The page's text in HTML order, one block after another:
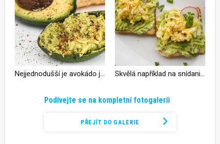
Podívejte se na kompletní fotogalerii
PŘEJÍT DO GALERIE